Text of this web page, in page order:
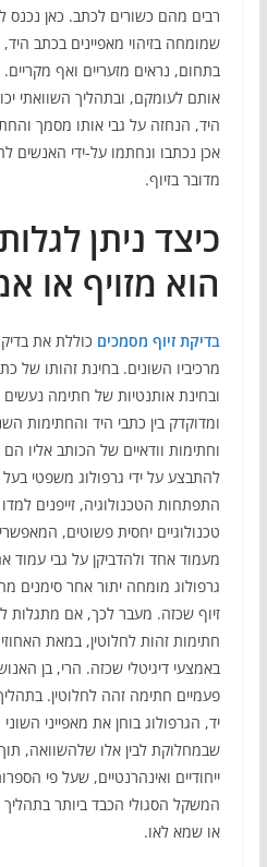
רבים מהם כשורים לכתב. כאן נכנס
שמומחה בזיהוי מאפיינים בכתב
בתחום, נראים מזעריים ואף
אותם לעומקם, ובתהליך השוואתי
היד, הנחזה על גבי אותו מסמך
אכן נכתבו ונחתמו על-ידי האנשים
מדובר בזיוף.
כיצד ניתן
הוא מזויף או
בדיקת זיוף מסמכים כוללת את
מרכיביו השונים. בחינת זהותו של
ובחינת אותנטיות של חתימה נעשים
ומדוקדק בין כתבי היד והחתימות
וחתימות וודאיים של הכותב אליו
להתבצע על ידי גרפולוג משפטי בעל
התפתחות הטכנולוגיה, זייפנים
טכנולוגיים יחסית פשוטים,
מעמוד אחד ולהדביקן על גבי עמוד
גרפולוג מומחה יתור אחר סימנים
זיוף שכזה. מעבר לכך, אם מתגלות
חתימות זהות לחלוטין, במאת
באמצעי דיגיטלי שכזה. הרי, בן
פעמיים חתימה זהה לחלוטין.
יד, הגרפולוג בוחן את מאפייני השוני
שבמחלוקת לבין אלו שלהשוואה,
ייחודיים ואינהרנטיים, שעל פי
המשקל הסגולי הכבד ביותר
או שמא לאו.